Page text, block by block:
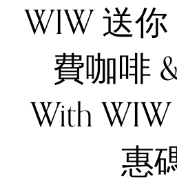
WIW 送你
費咖啡
With
惠